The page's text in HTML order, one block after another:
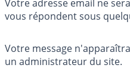
Votre adresse email ne
vous répondent sous
Votre message
un administrateur du site.